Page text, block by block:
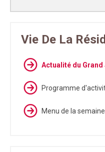
Vie De La
Actualité du Grand
Programme
Menu de la semaine